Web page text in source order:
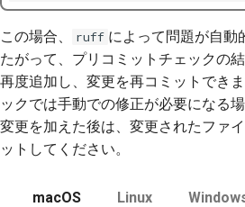
この場合、 ruff によって問題が自動
たがって、プリコミットチェックの
再度追加し、変更を再コミットでき
ックでは手動での修正が必要になる
変更を加えた後は、変更されたファ
ットしてください。
macOS Linux